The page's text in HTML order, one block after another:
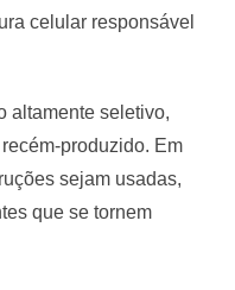
celular responsável
altamente seletivo,
produzido. Em
sejam usadas,
que se tornem